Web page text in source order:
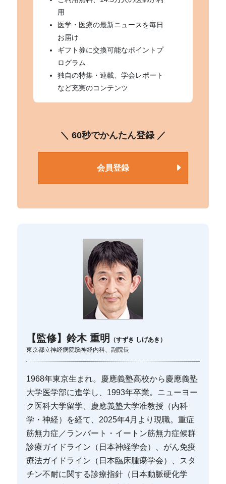
用
医学・医療の最新ニュースを毎日
お届け
ギフト券に交換可能なポイントプ
ログラム
独自の特集・連載、学会レポート
など充実のコンテンツ
＼ 60秒でかんたん登録 ／
会員登録
【監修】鈴木 重明
（すずき しげあき）
東京都立神経病院脳神経内科、副院長
1968年東京生まれ。慶應義塾高校から慶應義塾
大学医学部に進学し、1993年卒業。ニューヨー
ク医科大学留学、慶應義塾大学准教授（内科
学・神経）を経て、2025年4月より現職。重症
筋無力症／ランバート・イートン筋無力症候群
診療ガイドライン（日本神経学会）、がん免疫
療法ガイドライン（日本臨床腫瘍学会）、スタ
チン不耐に関する診療指針（日本動脈硬化学